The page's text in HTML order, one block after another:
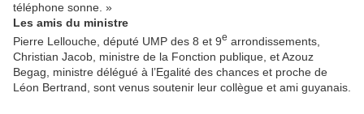
téléphone sonne. »
Les amis du ministre
Pierre Lellouche, député UMP des 8 et 9e arrondissements,
Christian Jacob, ministre de la Fonction publique, et Azouz
Begag, ministre délégué à l’Egalité des chances et proche de
Léon Bertrand, sont venus soutenir leur collègue et ami guyanais.